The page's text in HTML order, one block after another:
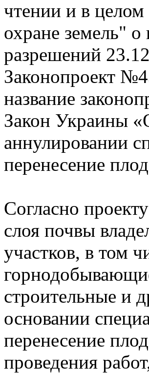
чтении и в
охране земель"
разрешений
Законопроект
название
Закон Украины
аннулировании
перенесение
Согласно
слоя почвы
участков, в том
строительные и
основании
перенесение
проведения